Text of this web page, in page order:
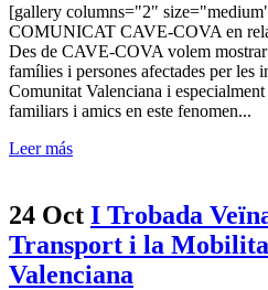
[gallery columns="2"
COMUNICAT CAVE-COVA en
Des de CAVE-COVA volem
famílies i persones afectades per les
Comunitat Valenciana i
familiars i amics en este fenomen...
Leer más
24 Oct I Trobada
Transport i la
Valenciana